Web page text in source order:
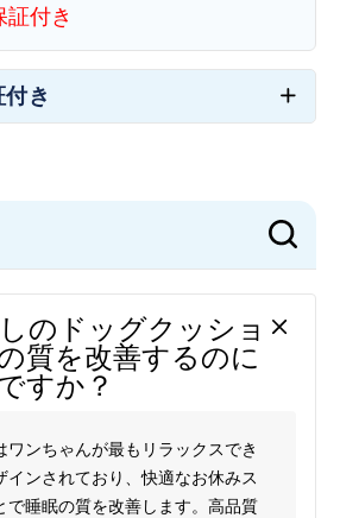
付き
き
のドッグクッショ
質を改善するのに
すか？
ワンちゃんが最もリラックスでき
インされており、快適なお休みス
で睡眠の質を改善します。高品質